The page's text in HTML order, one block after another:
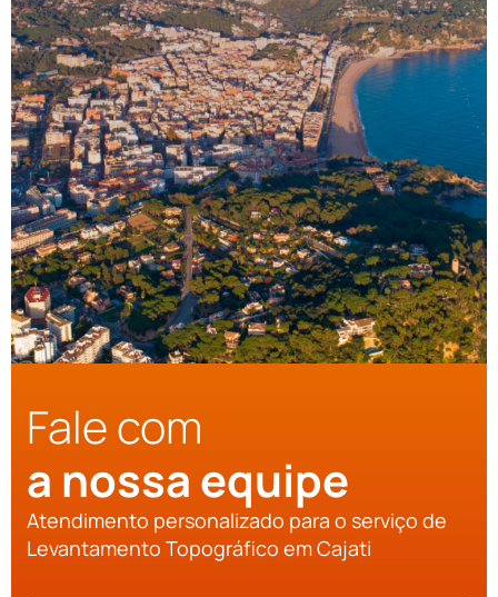
Fale com
a nossa equipe
Atendimento personalizado para o serviço de
Levantamento Topográfico em Cajati